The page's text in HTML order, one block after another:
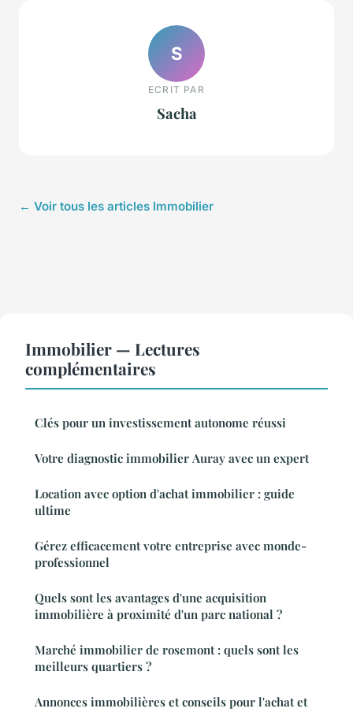
S
ECRIT PAR
Sacha
← Voir tous les articles Immobilier
Immobilier — Lectures
complémentaires
Clés pour un investissement autonome réussi
Votre diagnostic immobilier Auray avec un expert
Location avec option d'achat immobilier : guide
ultime
Gérez efficacement votre entreprise avec monde-
professionnel
Quels sont les avantages d'une acquisition
immobilière à proximité d'un parc national ?
Marché immobilier de rosemont : quels sont les
meilleurs quartiers ?
Annonces immobilières et conseils pour l'achat et